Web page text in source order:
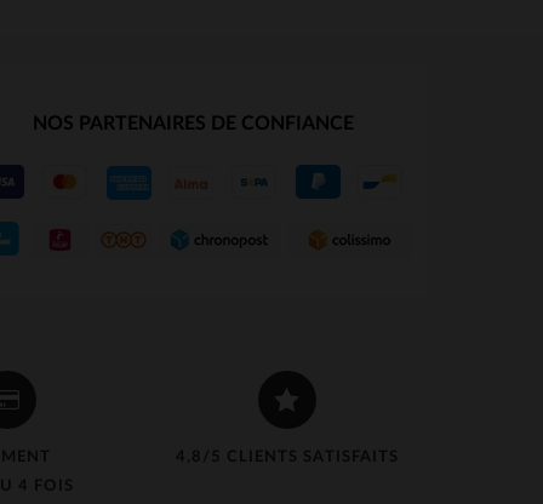
4 FOIS
4,8/5 CLIENTS SATISFAITS
NOS PARTENAIRES DE CONFIANCE